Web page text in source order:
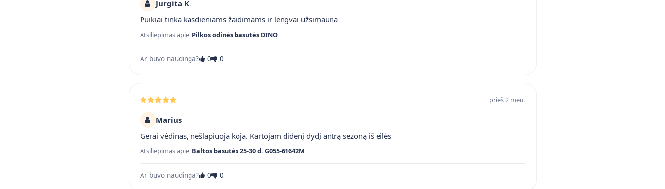
Jurgita K.
Puikiai tinka kasdieniams žaidimams ir lengvai užsimauna
Atsiliepimas apie: Pilkos odinės basutės DINO
Ar buvo naudinga? 0 0
prieš 2 mėn.
Marius
Gerai vėdinas, nešlapiuoja koja. Kartojam didenį dydį antrą sezoną iš eilės
Atsiliepimas apie: Baltos basutės 25-30 d. G055-61642M
Ar buvo naudinga? 0 0